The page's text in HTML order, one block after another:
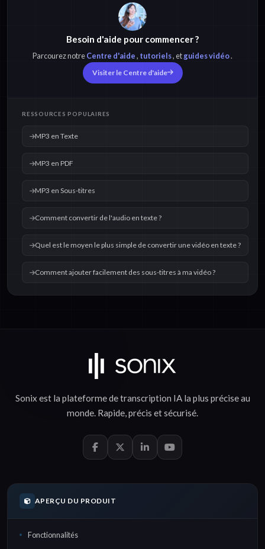
Besoin d'aide pour commencer ?
Parcourez notreCentre d'aide, tutoriels, etguides vidéo.
Visiter le Centre d'aide
RESSOURCES POPULAIRES
MP3 en Texte
MP3 en PDF
MP3 en Sous-titres
Comment convertir de l'audio en texte ?
Quel est le moyen le plus simple de convertir une vidéo en texte ?
Comment ajouter facilement des sous-titres à ma vidéo ?
Sonix est la plateforme detranscription IAla plus précise au
monde. Rapide précis etsécurisé
APERÇU DU PRODUIT
Fonctionnalités